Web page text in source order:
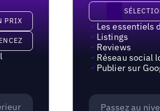
PRIX
Sélectionnez un
Les essentiels
Listings
Reviews
Réseau social
Publier sur
Passez au